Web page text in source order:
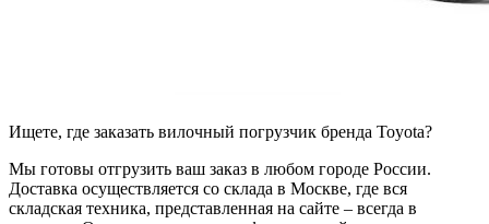
Ищете, где заказать вилочный погрузчик бренда Toyota?
Мы готовы отгрузить ваш заказ в любом городе России.
Доставка осуществляется со склада в Москве, где вся
складская техника, представленная на сайте – всегда в